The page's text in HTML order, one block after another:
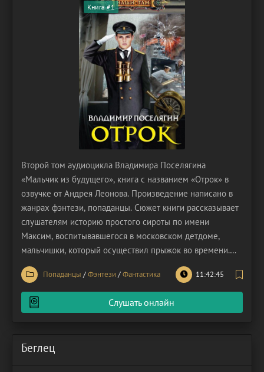
Книга #1
Второй том аудиоцикла Владимира Поселягина
«Мальчик из будущего», книга с названием «Отрок» в
озвучке от Андрея Леонова. Произведение написано в
жанрах фэнтези, попаданцы. Сюжет книги рассказывает
слушателям историю простого сироты по имени
Максим, воспитывавшегося в московском детдоме,
мальчишки, который осуществил прыжок во времени.
Юный герой отправился из 2016 года в 1969,
оказавшись во времена Советского Союза. Как это могло
произойти с мальчиком? Всё до боли просто: шел, упал,
очнулся уже
Попаданцы /Фэнтези /Фантастика 11:42:45
Слушать онлайн
Беглец